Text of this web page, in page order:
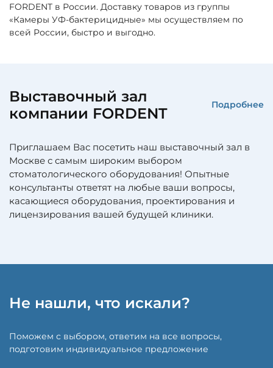
FORDENT в России. Доставку товаров из группы
«Камеры УФ-бактерицидные» мы осуществляем по
всей России, быстро и выгодно.
Выставочный зал
компании FORDENT
Подробнее
Приглашаем Вас посетить наш выставочный зал в
Москве с самым широким выбором
стоматологического оборудования! Опытные
консультанты ответят на любые ваши вопросы,
касающиеся оборудования, проектирования и
лицензирования вашей будущей клиники.
Не нашли, что искали?
Поможем с выбором, ответим на все вопросы,
подготовим индивидуальное предложение